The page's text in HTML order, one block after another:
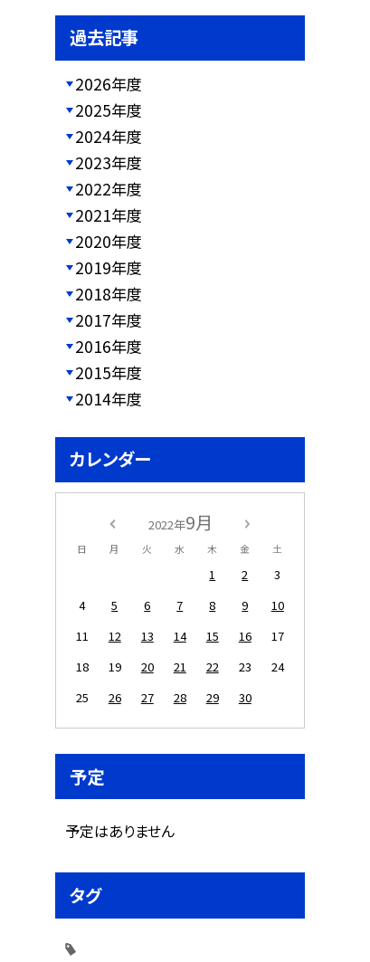
過去記事
2026年度
2025年度
2024年度
2023年度
2022年度
2021年度
2020年度
2019年度
2018年度
2017年度
2016年度
2015年度
2014年度
カレンダー
2022年9月
日 月 火 水 木 金 土
1 2
3
4
5 6 7 8 9
10
11
12 13 14 15 16
17
18
19 20 21 22 23
24
25
26 27 28 29 30
予定
予定はありません
タグ